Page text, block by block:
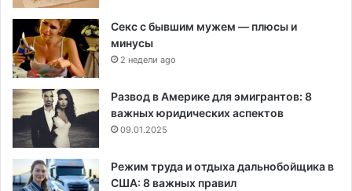
Секс с бывшим мужем — плюсы и
минусы
2 недели ago
Развод в Америке для эмигрантов: 8
важных юридических аспектов
09.01.2025
Режим труда и отдыха дальнобойщика в
США: 8 важных правил